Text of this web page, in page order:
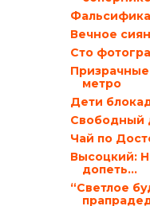
Вечное
Сто
метро
Дети
Свободный
Чай по
Высоцкий:
допеть…
“Светлое